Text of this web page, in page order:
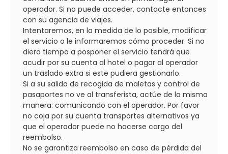
operador. Si no puede acceder, contacte entonces
con su agencia de viajes.
Intentaremos, en la medida de lo posible, modificar
el servicio o le informaremos cómo proceder. Si no
diera tiempo a posponer el servicio tendrá que
acudir por su cuenta al hotel o pagar al operador
un traslado extra si este pudiera gestionarlo.
Si a su salida de recogida de maletas y control de
pasaportes no ve al transferista, actúe de la misma
manera: comunicando con el operador. Por favor
no coja por su cuenta transportes alternativos ya
que el operador puede no hacerse cargo del
reembolso.
No se garantiza reembolso en caso de pérdida del